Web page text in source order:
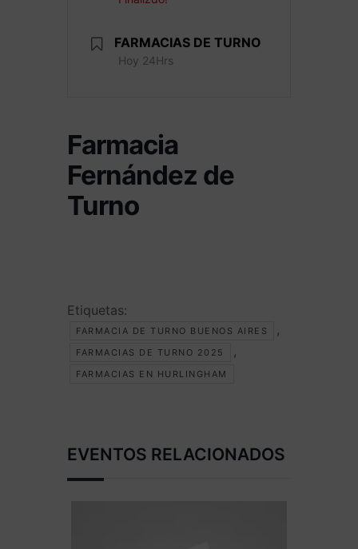
FARMACIAS DE TURNO
Hoy 24Hrs
Farmacia
Fernández de
Turno
Etiquetas:
FARMACIA DE TURNO BUENOS AIRES ,
FARMACIAS DE TURNO 2025 ,
FARMACIAS EN HURLINGHAM
EVENTOS RELACIONADOS